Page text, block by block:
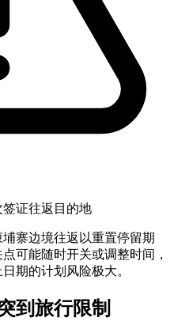
证往返目的地
寨边境往返以重置停留期
可能随时开关或调整时间，
期的计划风险极大。
到旅行限制